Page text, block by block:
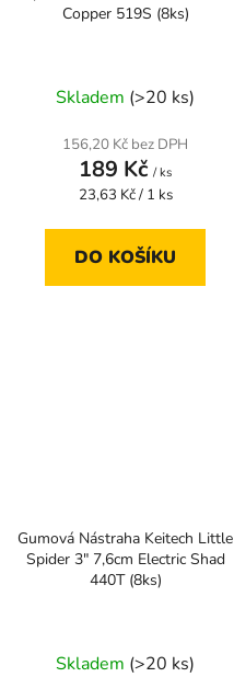
Copper 519S (8ks)
Skladem (>20 ks)
156,20 Kč bez DPH
189 Kč / ks
Měrná
23,63 Kč / 1 ks
DO KOŠÍKU
Gumová Nástraha Keitech Little
Spider 3" 7,6cm Electric Shad
440T (8ks)
Skladem (>20 ks)